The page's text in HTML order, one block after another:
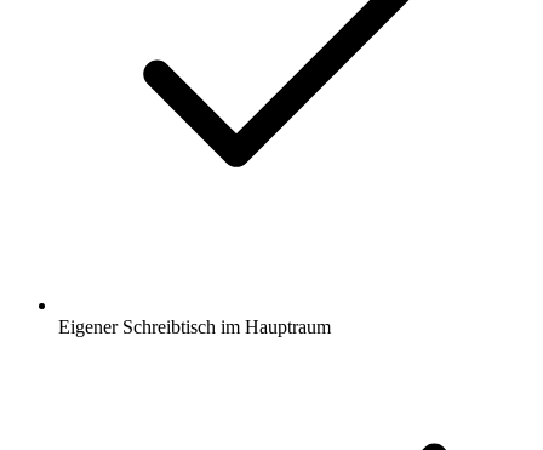
Eigener Schreibtisch im Hauptraum